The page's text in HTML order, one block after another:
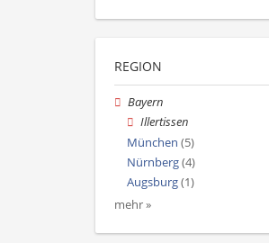
REGION
Bayern
Illertissen
München (5)
Nürnberg(4)
Augsburg(1)
mehr »